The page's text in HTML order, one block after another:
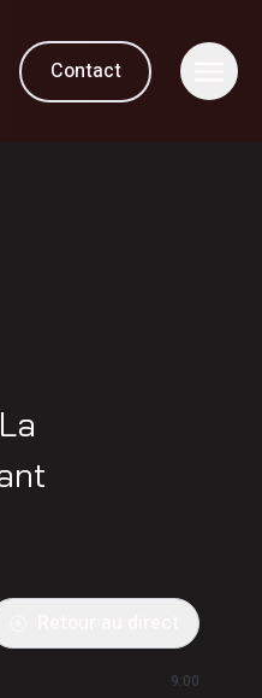
Contact
9:00